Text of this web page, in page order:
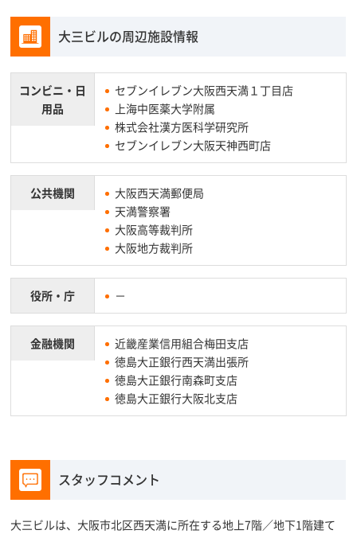
大三ビルの周辺施設情報
コンビニ・ 日
用品
セブンイレブン大阪西天満１丁目店
上海中医薬大学附属
株式会社漢方医科学研究所
セブンイレブン大阪天神西町店
公共機関
大阪西天満郵便局
天満警察署
大阪高等裁判所
大阪地方裁判所
役所・庁 －
金融機関
近畿産業信用組合梅田支店
徳島大正銀行西天満出張所
徳島大正銀行南森町支店
徳島大正銀行大阪北支店
スタッフコメント
大三ビルは、大阪市北区西天満に所在する地上7階／地下1階建て